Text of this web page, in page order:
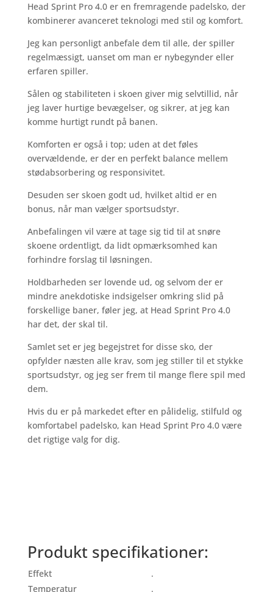
Head Sprint Pro 4.0 er en fremragende padelsko, der
kombinerer avanceret teknologi med stil og komfort.
Jeg kan personligt anbefale dem til alle, der spiller
regelmæssigt, uanset om man er nybegynder eller
erfaren spiller.
Sålen og stabiliteten i skoen giver mig selvtillid, når
jeg laver hurtige bevægelser, og sikrer, at jeg kan
komme hurtigt rundt på banen.
Komforten er også i top; uden at det føles
overvældende, er der en perfekt balance mellem
stødabsorbering og responsivitet.
Desuden ser skoen godt ud, hvilket altid er en
bonus, når man vælger sportsudstyr.
Anbefalingen vil være at tage sig tid til at snøre
skoene ordentligt, da lidt opmærksomhed kan
forhindre forslag til løsningen.
Holdbarheden ser lovende ud, og selvom der er
mindre anekdotiske indsigelser omkring slid på
forskellige baner, føler jeg, at Head Sprint Pro 4.0
har det, der skal til.
Samlet set er jeg begejstret for disse sko, der
opfylder næsten alle krav, som jeg stiller til et stykke
sportsudstyr, og jeg ser frem til mange flere spil med
dem.
Hvis du er på markedet efter en pålidelig, stilfuld og
komfortabel padelsko, kan Head Sprint Pro 4.0 være
det rigtige valg for dig.
Produkt specifikationer:
Effekt
.
Temperatur
.